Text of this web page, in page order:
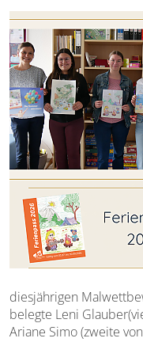
diesjährigen
belegte Leni
Ariane Simo (zweite